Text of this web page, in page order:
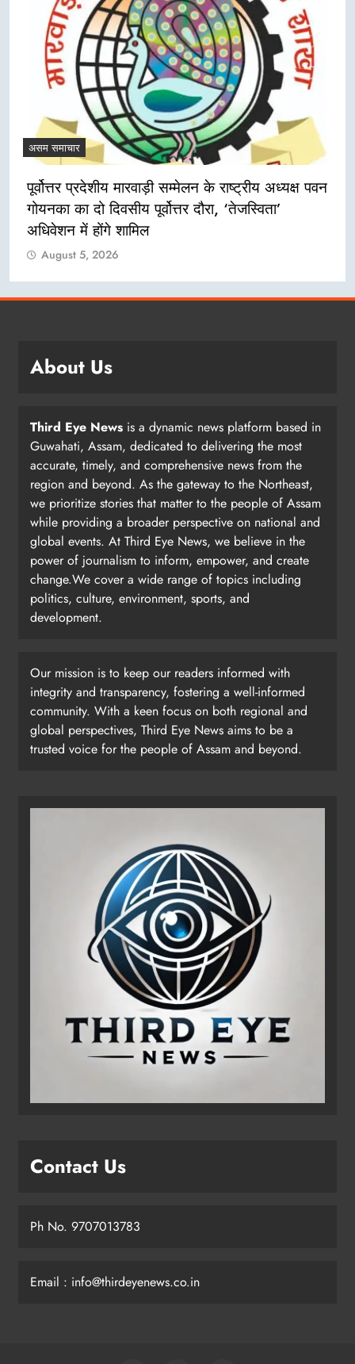
असम समाचार
पूर्वोत्तर प्रदेशीय मारवाड़ी सम्मेलन के राष्ट्रीय अध्यक्ष पवन
गोयनका का दो दिवसीय पूर्वोत्तर दौरा, ‘तेजस्विता’
अधिवेशन में होंगे शामिल
August 5, 2026
About Us
Third Eye News is a dynamic news platform based in
Guwahati, Assam, dedicated to delivering the most
accurate, timely, and comprehensive news from the
region and beyond. As the gateway to the Northeast,
we prioritize stories that matter to the people of Assam
while providing a broader perspective on national and
global events. At Third Eye News, we believe in the
power of journalism to inform, empower, and create
change.We cover a wide range of topics including
politics, culture, environment, sports, and
development.
Our mission is to keep our readers informed with
integrity and transparency, fostering a well-informed
community. With a keen focus on both regional and
global perspectives, Third Eye News aims to be a
trusted voice for the people of Assam and beyond.
Contact Us
Ph No. 9707013783
Email : info@thirdeyenews.co.in